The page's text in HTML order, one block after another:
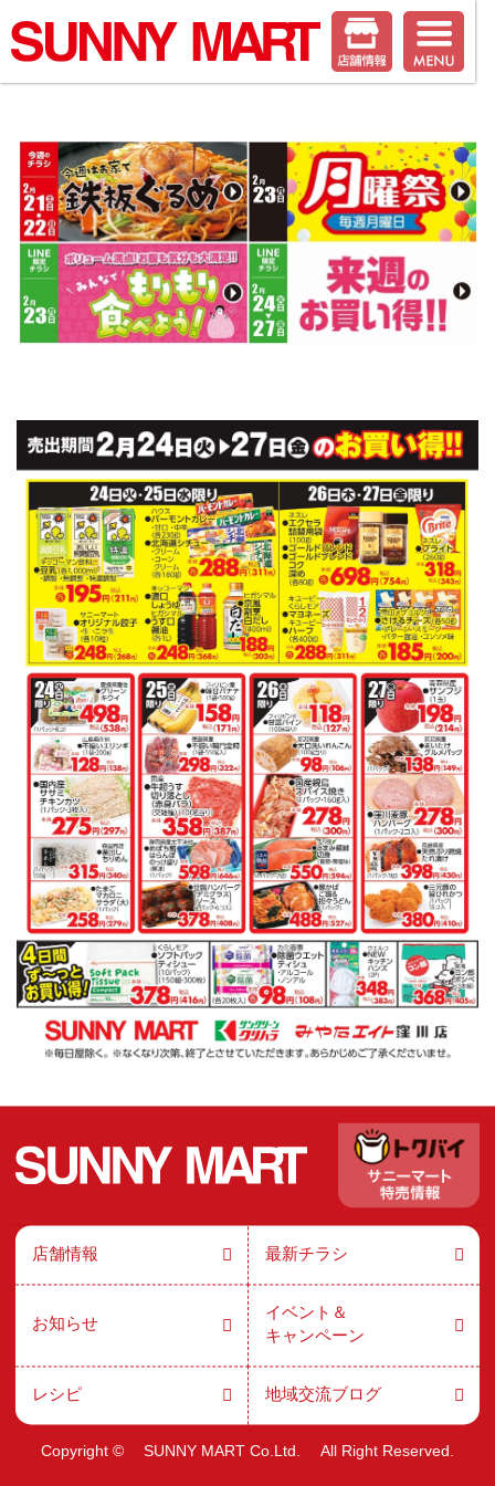
店舗情報 最新チラシ
お知らせ
イベント＆
キャンペーン
レシピ 地域交流ブログ
Copyright © SUNNY MART Co.Ltd. All Right Reserved.